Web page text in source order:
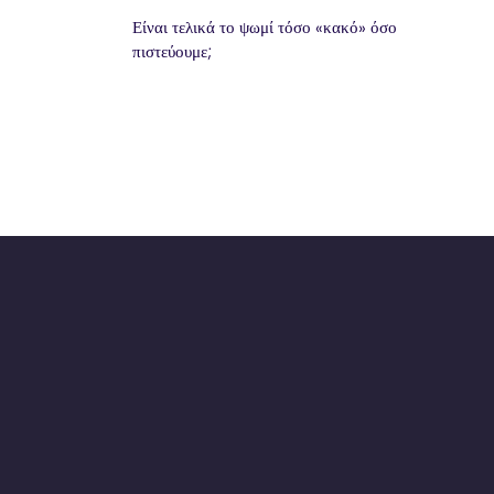
Είναι τελικά το ψωμί τόσο «κακό» όσο
πιστεύουμε;